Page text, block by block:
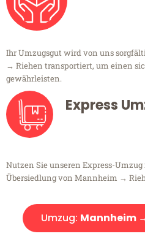
Ihr Umzugsgut wird von uns
→ Riehen transportiert, um einen
gewährleisten.
Express
Nutzen Sie unseren Express-
Übersiedlung von Mannheim →
Umzug: Mannheim